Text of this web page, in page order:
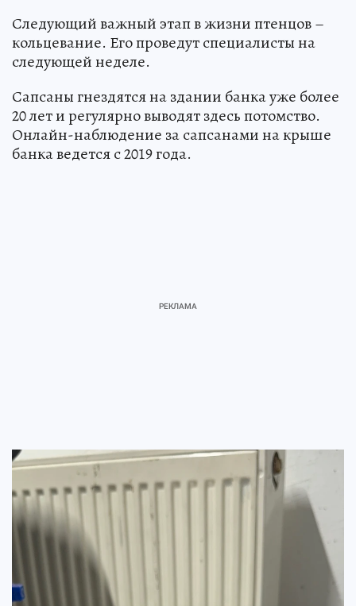
Следующий важный этап в жизни птенцов –
кольцевание. Его проведут специалисты на
следующей неделе.
Сапсаны гнездятся на здании банка уже более
20 лет и регулярно выводят здесь потомство.
Онлайн-наблюдение за сапсанами на крыше
банка ведется с 2019 года.